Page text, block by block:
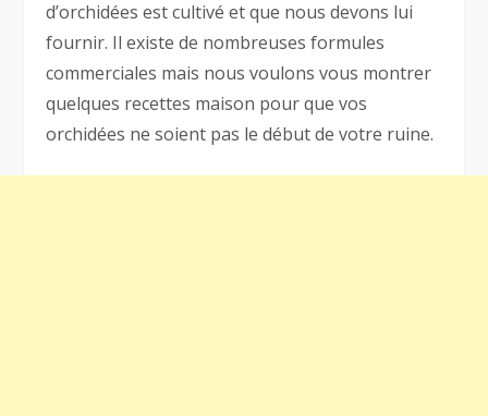
d’orchidées est cultivé et que nous devons lui
fournir. Il existe de nombreuses formules
commerciales mais nous voulons vous montrer
quelques recettes maison pour que vos
orchidées ne soient pas le début de votre ruine.